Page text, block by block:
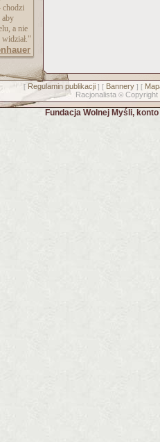
chodzi
a nie
[ Regulamin publikacji] [ Bannery] [
Racjonalista © Copyright
Fundacja Wolnej Myśli,